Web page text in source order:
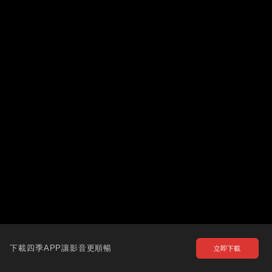
下載四季APP讓影音更順暢 立即下載